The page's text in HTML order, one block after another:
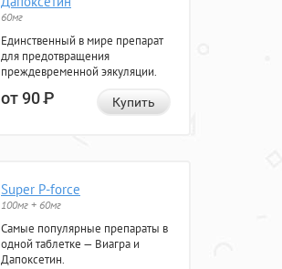
60мг
Единственный в мире препарат
для предотвращения
преждевременной эякуляции.
от 90Р Купить
Super P-force
100мг + 60мг
Самые популярные препараты в
одной таблетке — Виагра и
Дапоксетин.